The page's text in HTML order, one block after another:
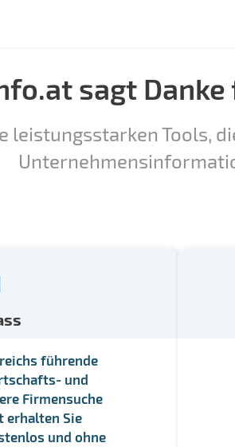
sagt Danke
leistungsstarken Tools,
führende
und
Firmensuche
erhalten Sie
und ohne